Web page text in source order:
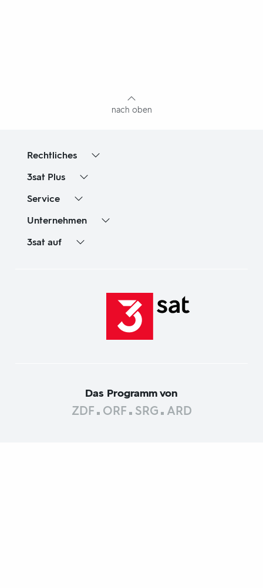
nach oben
Rechtliches
3sat Plus
Service
Unternehmen
3sat auf
Das Programm von
ZDF ORF SRG ARD